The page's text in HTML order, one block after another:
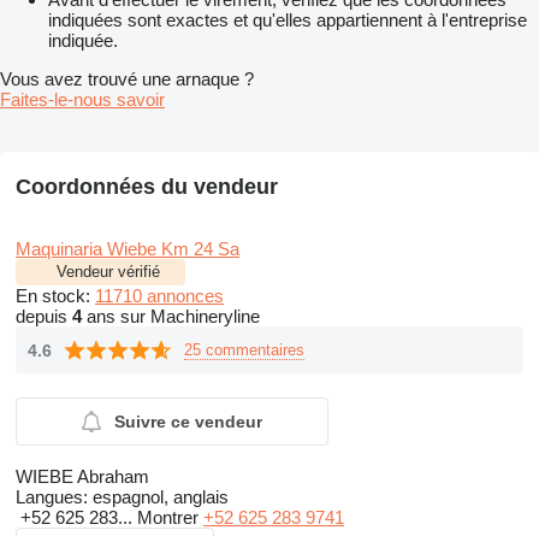
indiquées sont exactes et qu'elles appartiennent à l'entreprise
indiquée.
Vous avez trouvé une arnaque ?
Faites-le-nous savoir
Coordonnées du vendeur
Maquinaria Wiebe Km 24 Sa
Vendeur vérifié
En stock: 11710 annonces
depuis 4ans sur Machineryline
4.6 25 commentaires
Suivre ce vendeur
WIEBE Abraham
Langues: espagnol, anglais
+52 625 283... Montrer +52 625 283 9741